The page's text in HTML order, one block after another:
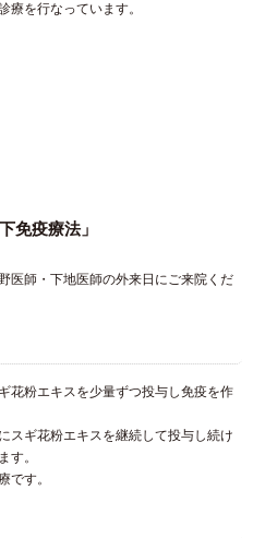
療を行なっています。
免疫療法」
医師・下地医師の外来日にご来院くだ
花粉エキスを少量ずつ投与し免疫を作
スギ花粉エキスを継続して投与し続け
す。
です。